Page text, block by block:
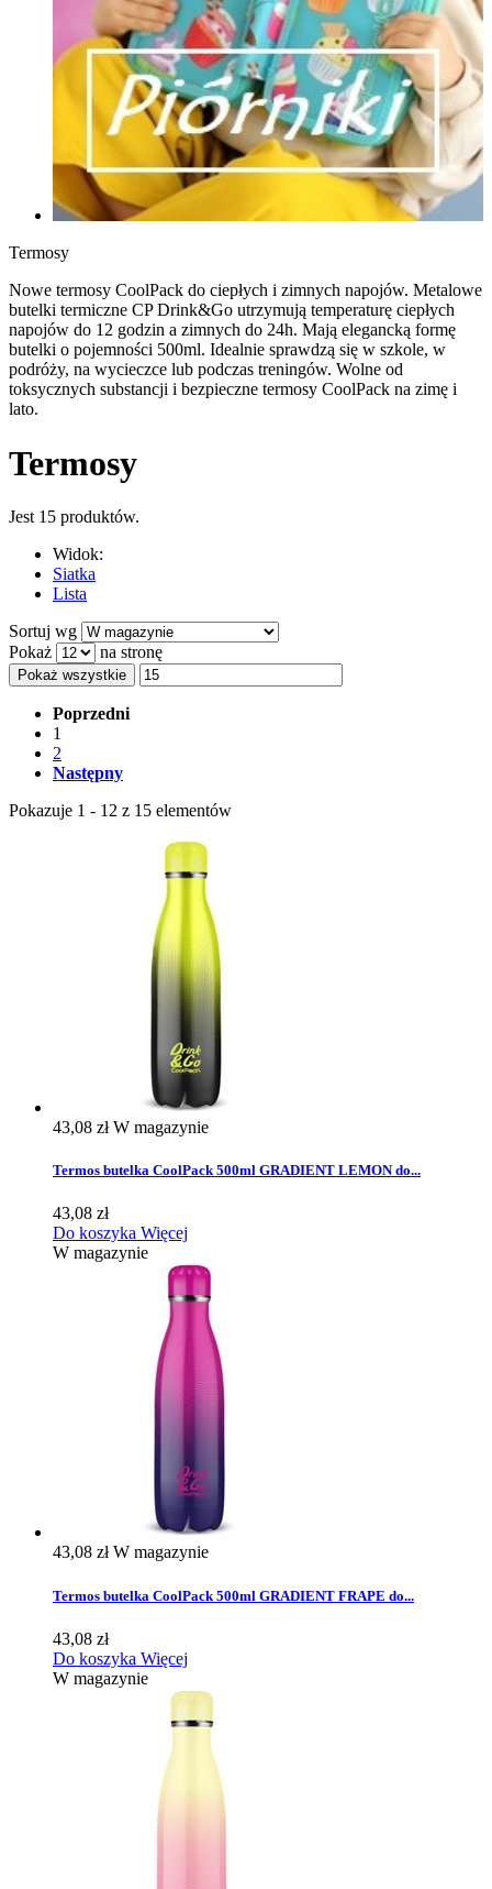
Termosy
Nowe termosy CoolPack do ciepłych i zimnych napojów. Metalowe
butelki termiczne CP Drink&Go utrzymują temperaturę ciepłych
napojów do 12 godzin a zimnych do 24h. Mają elegancką formę
butelki o pojemności 500ml. Idealnie sprawdzą się w szkole, w
podróży, na wycieczce lub podczas treningów. Wolne od
toksycznych substancji i bezpieczne termosy CoolPack na zimę i
lato.
Termosy
Jest 15 produktów.
Widok:
Siatka
Lista
Sortuj wg
Pokaż
na stronę
Pokaż wszystkie
Poprzedni
1
2
Następny
Pokazuje 1 - 12 z 15 elementów
43,08 złW magazynie
Termos butelka CoolPack 500ml GRADIENT LEMON do...
43,08 zł
Do koszyka Więcej
W magazynie
43,08 złW magazynie
Termos butelka CoolPack 500ml GRADIENT FRAPE do...
43,08 zł
Do koszyka Więcej
W magazynie